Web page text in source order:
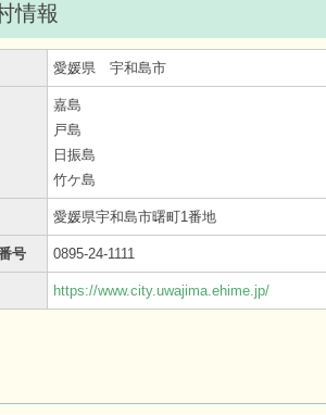
情報
愛媛県 宇和島市
嘉島
戸島
日振島
竹ケ島
愛媛県宇和島市曙町1番地
号 0895-24-1111
https://www.city.uwajima.ehime.jp/